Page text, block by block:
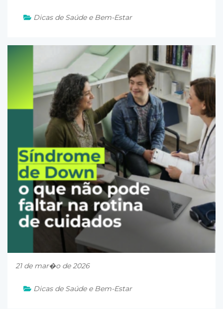
Dicas de Saúde e Bem-Estar
21 de mar�o de 2026
Dicas de Saúde e Bem-Estar